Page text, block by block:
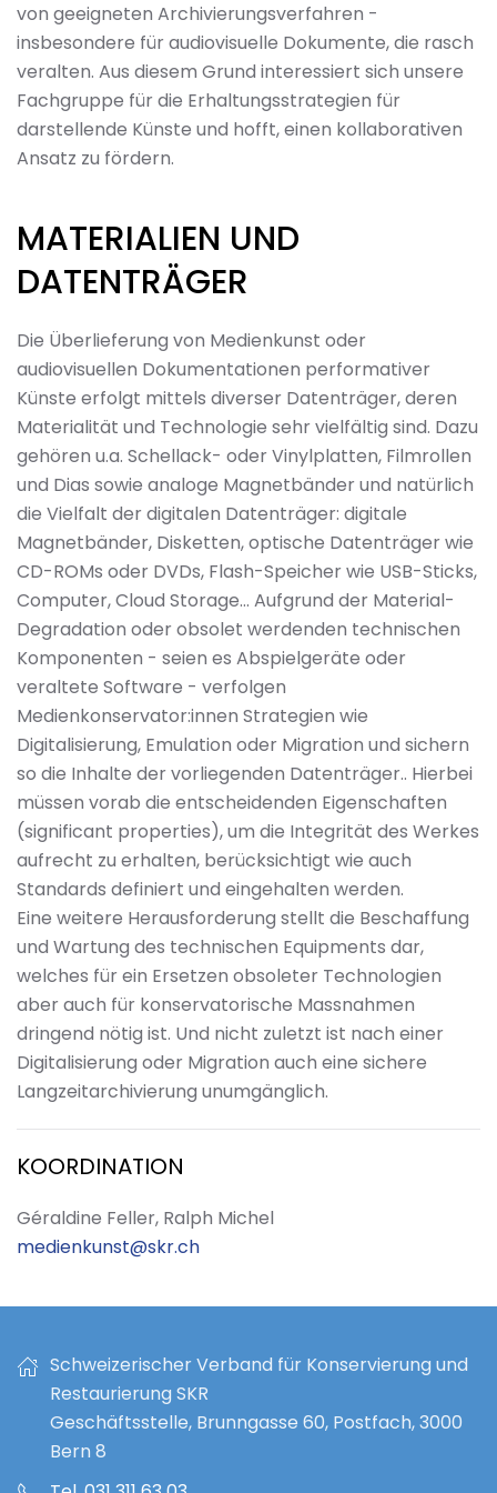
von geeigneten Archivierungsverfahren -
insbesondere für audiovisuelle Dokumente, die rasch
veralten. Aus diesem Grund interessiert sich unsere
Fachgruppe für die Erhaltungsstrategien für
darstellende Künste und hofft, einen kollaborativen
Ansatz zu fördern.
MATERIALIEN UND
DATENTRÄGER
Die Überlieferung von Medienkunst oder
audiovisuellen Dokumentationen performativer
Künste erfolgt mittels diverser Datenträger, deren
Materialität und Technologie sehr vielfältig sind. Dazu
gehören u.a. Schellack- oder Vinylplatten, Filmrollen
und Dias sowie analoge Magnetbänder und natürlich
die Vielfalt der digitalen Datenträger: digitale
Magnetbänder, Disketten, optische Datenträger wie
CD-ROMs oder DVDs, Flash-Speicher wie USB-Sticks,
Computer, Cloud Storage… Aufgrund der Material-
Degradation oder obsolet werdenden technischen
Komponenten - seien es Abspielgeräte oder
veraltete Software - verfolgen
Medienkonservator:innen Strategien wie
Digitalisierung, Emulation oder Migration und sichern
so die Inhalte der vorliegenden Datenträger.. Hierbei
müssen vorab die entscheidenden Eigenschaften
(significant properties), um die Integrität des Werkes
aufrecht zu erhalten, berücksichtigt wie auch
Standards definiert und eingehalten werden.
Eine weitere Herausforderung stellt die Beschaffung
und Wartung des technischen Equipments dar,
welches für ein Ersetzen obsoleter Technologien
aber auch für konservatorische Massnahmen
dringend nötig ist. Und nicht zuletzt ist nach einer
Digitalisierung oder Migration auch eine sichere
Langzeitarchivierung unumgänglich.
KOORDINATION
Géraldine Feller, Ralph Michel
medienkunst@skr.ch
Schweizerischer Verband für Konservierung und
Restaurierung SKR
Geschäftsstelle, Brunngasse 60, Postfach, 3000
Bern 8